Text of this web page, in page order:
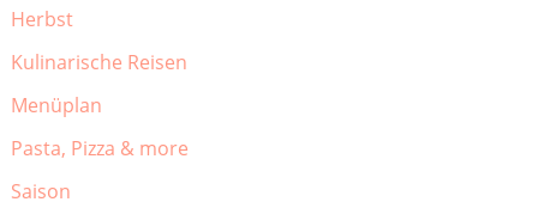
Herbst
Kulinarische Reisen
Menüplan
Pasta, Pizza & more
Saison